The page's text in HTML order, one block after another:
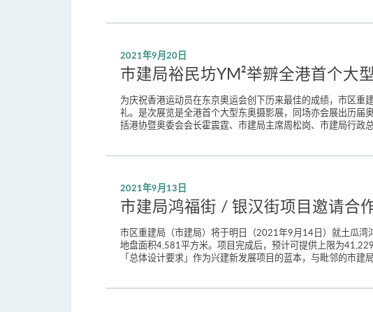
2021年9月20日
巿建局裕民坊YM²举辧全港首个大
为庆祝香港运动员在东京奥运会创下历来最佳的成绩，市区
礼。是次展览是全港首个大型东奥摄影展，同场亦会展出历
括港协暨奥委会会长霍震霆、市建局主席周松岗、巿建局行政
2021年9月13日
市建局鸿福街 / 银汉街项目邀请合
市区重建局（市建局）将于明日（2021年9月14日）就土瓜湾
地盘面积4,581平方米。项目完成后，预计可提供上限为
「总体设计要求」作为兴建新发展项目的蓝本，与毗邻的市